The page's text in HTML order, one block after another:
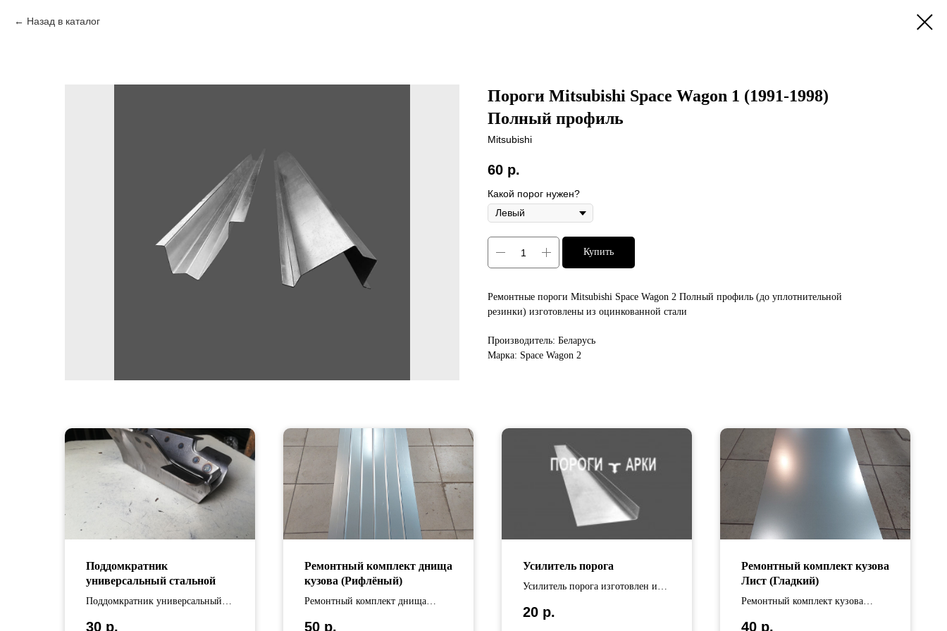
Назад в каталог
Пороги Mitsubishi Space Wagon 1 (1991-1998)
Полный профиль
Mitsubishi
60 р.
Какой порог нужен?
Купить
Ремонтные пороги Mitsubishi Space Wagon 2 Полный профиль (до уплотнительной
резинки) изготовлены из оцинкованной стали
Производитель: Беларусь
Марка: Space Wagon 2
Поддомкратник
универсальный стальной
Поддомкратник универсальный
30 р.
Ремонтный комплект днища
кузова (Рифлёный)
Ремонтный комплект днища
50 р.
Усилитель порога
Усилитель порога изготовлен из
усилителей варьируется от 65 см
20 р.
Ремонтный комплект кузова
Лист (Гладкий)
Ремонтный комплект кузова
40 р.